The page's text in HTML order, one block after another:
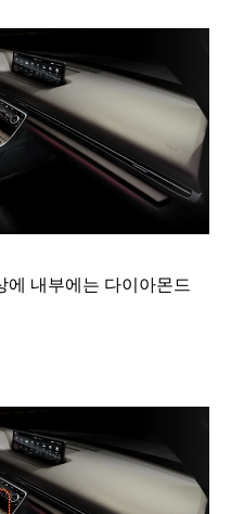
에 내부에는 다이아몬드